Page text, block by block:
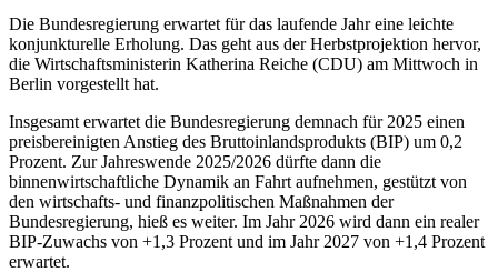
Die Bundesregierung erwartet für das laufende Jahr eine leichte
konjunkturelle Erholung. Das geht aus der Herbstprojektion hervor,
die Wirtschaftsministerin Katherina Reiche (CDU) am Mittwoch in
Berlin vorgestellt hat.
Insgesamt erwartet die Bundesregierung demnach für 2025 einen
preisbereinigten Anstieg des Bruttoinlandsprodukts (BIP) um 0,2
Prozent. Zur Jahreswende 2025/2026 dürfte dann die
binnenwirtschaftliche Dynamik an Fahrt aufnehmen, gestützt von
den wirtschafts- und finanzpolitischen Maßnahmen der
Bundesregierung, hieß es weiter. Im Jahr 2026 wird dann ein realer
BIP-Zuwachs von +1,3 Prozent und im Jahr 2027 von +1,4 Prozent
erwartet.